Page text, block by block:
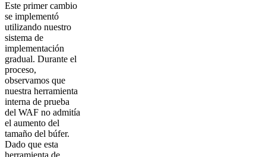
Este primer cambio
se implementó
utilizando nuestro
sistema de
implementación
gradual. Durante el
proceso,
observamos que
nuestra herramienta
interna de prueba
del WAF no admitía
el aumento del
tamaño del búfer.
Dado que esta